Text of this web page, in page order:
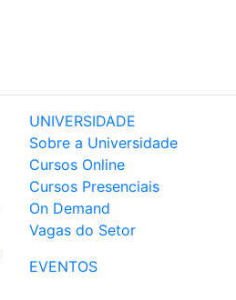
UNIVERSIDADE
Sobre a Universidade
Cursos Online
Cursos Presenciais
On Demand
Vagas do Setor
EVENTOS